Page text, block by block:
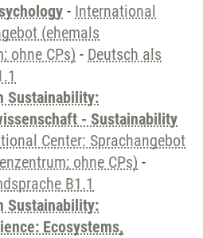
- International
(ehemals
ohne CPs) - Deutsch als
Sustainability:
- Sustainability
Center: Sprachangebot
ohne CPs) -
B1.1
Sustainability:
Ecosystems,